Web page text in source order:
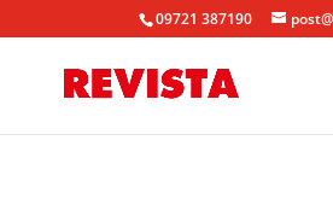
09721 387190